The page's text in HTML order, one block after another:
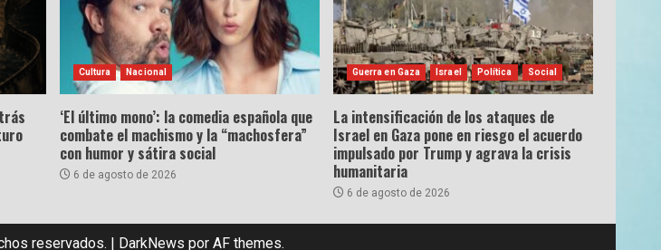
Cultura Nacional
‘El último mono’: la comedia española que
combate el machismo y la “machosfera”
con humor y sátira social
6 de agosto de 2026
Guerra en Gaza Israel Política Social
La intensificación de los ataques de
Israel en Gaza pone en riesgo el acuerdo
impulsado por Trump y agrava la crisis
humanitaria
6 de agosto de 2026
reservados. | DarkNews por AF themes.